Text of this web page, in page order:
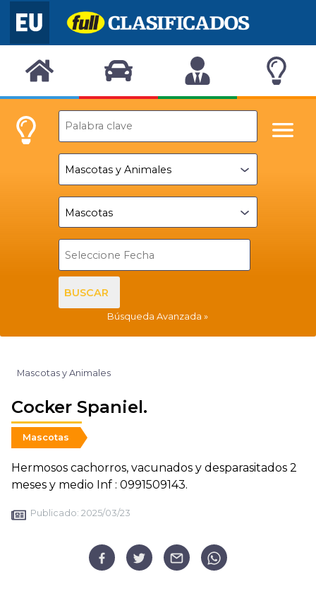
BUSCAR
Búsqueda Avanzada
Mascotas y Animales
Cocker Spaniel.
Mascotas
Hermosos cachorros, vacunados y desparasitados 2
meses y medio Inf : 0991509143.
Publicado: 2025/03/23